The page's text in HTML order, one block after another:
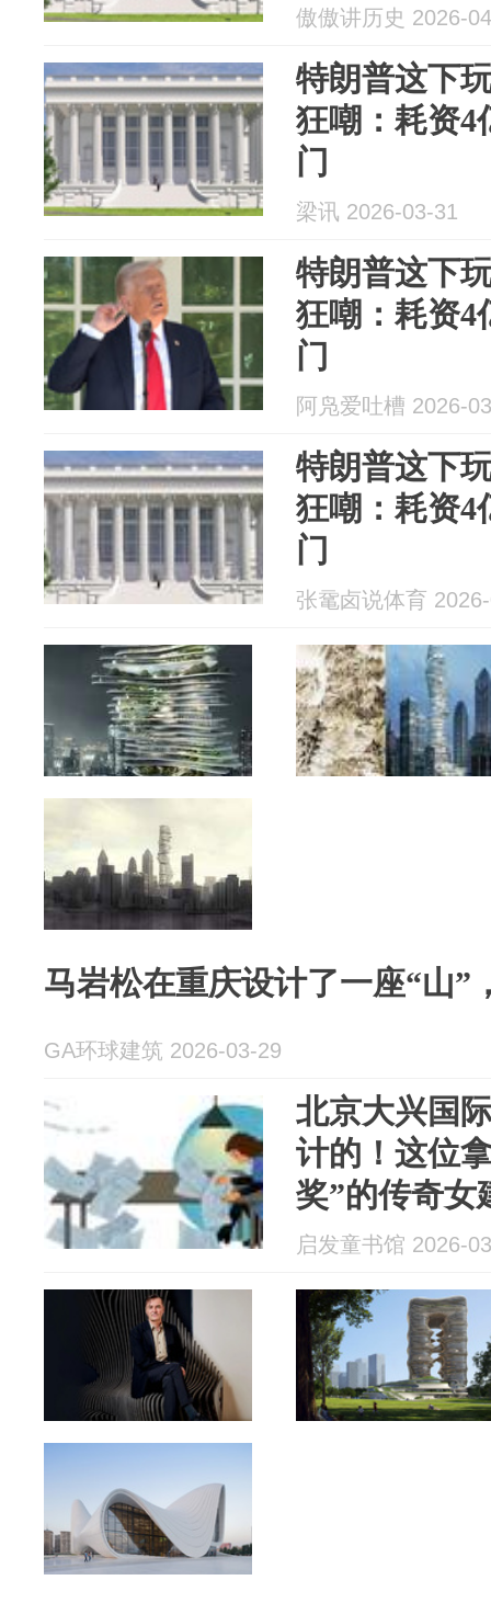
傲傲讲历史 2026-
特朗普这下
狂嘲：耗资4
门
梁讯 2026-03-31
特朗普这下
狂嘲：耗资4
门
阿凫爱吐槽 2026-
特朗普这下
狂嘲：耗资4
门
张鼋卤说体育
马岩松在重庆设计了一座“山”
GA环球建筑 2026-03-29
北京大兴国
计的！这位
奖”的传奇女
记绘本了！
启发童书馆 2026-